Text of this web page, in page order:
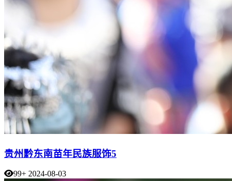
贵州黔东南苗年民族服饰5
99+ 2024-08-03